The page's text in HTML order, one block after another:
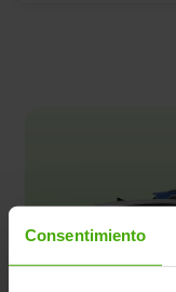
Consentimiento